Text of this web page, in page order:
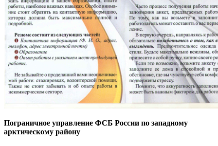
Пограничное управление ФСБ России по западному
арктическому району